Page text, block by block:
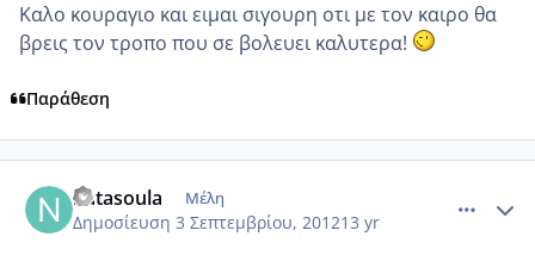
Καλο κουραγιο και ειμαι σιγουρη οτι με τον καιρο θα
βρεις τον τροπο που σε βολευει καλυτερα!
Παράθεση
natasoula Μέλη
Δημοσίευση 3 Σεπτεμβρίου, 201213 yr